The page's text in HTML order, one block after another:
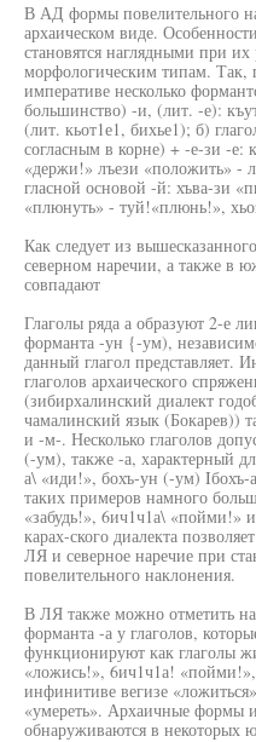
В АД формы повелительного
архаическом виде.
становятся наглядными при
морфологическим типам. Так,
императиве несколько
большинство) -и, (лит. -е):
(лит. кьот1е1, бихье1); б)
согласным в корне) + -е-зи -е:
«держи!» лъези «положить» -
гласной основой -й: хъва-зи
«плюнуть» - туй!«плюнь!»,
Как следует из
северном наречии, а также в
совпадают
Глаголы ряда а образуют 2-е
форманта -ун {-ум),
данный глагол представляет.
глаголов архаического
(зибирхалинский диалект
чамалинский язык (Бокарев))
и -м-. Несколько глаголов
(-ум), также -а, характерный
а\ «иди!», бохъ-ун (-ум) Iбохъ-
таких примеров намного
«забудь!», 6ич1ч1а\ «пойми!»
карах-ского диалекта
ЛЯ и северное наречие при
повелительного наклонения.
В ЛЯ также можно отметить
форманта -а у глаголов,
функционируют как глаголы
«ложись!», 6ич1ч1а!
инфинитиве вегизе
«умереть». Архаичные формы
обнаруживаются в некоторых